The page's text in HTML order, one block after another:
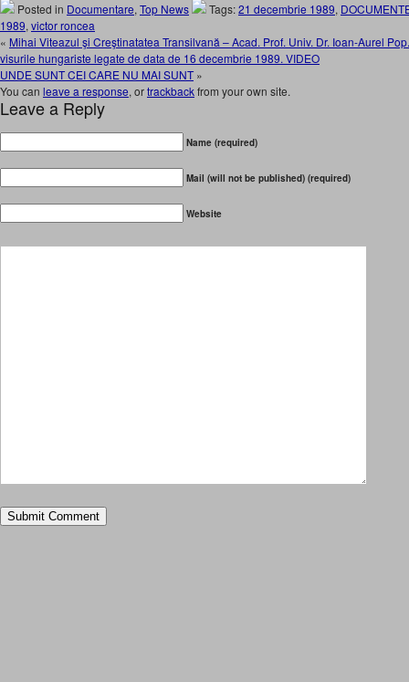
Posted in Documentare, Top News Tags:21 decembrie 1989,
1989, victor roncea
« Mihai Viteazul şi Creştinatatea Transilvană – Acad. Prof. Univ. Dr. Ioan-Aurel
visurile hungariste legate de data de 16 decembrie 1989. VIDEO
UNDE SUNT CEI CARE NU MAI SUNT »
You can leave a response, ortrackbackfrom your own site.
Leave a Reply
Name (required)
Mail (will not be published) (required)
Website